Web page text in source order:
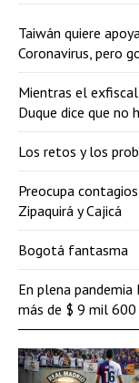
Taiwán quiere
Coronavirus, pero
Mientras el
Duque dice que no
Los retos y los
Preocupa
Zipaquirá y Cajicá
Bogotá fantasma
En plena
más de $ 9 mil